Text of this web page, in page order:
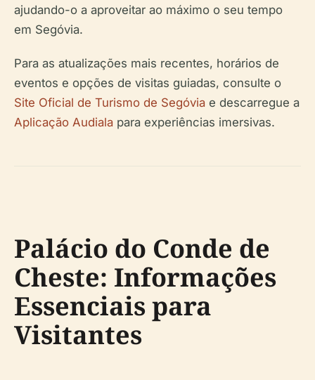
ajudando-o a aproveitar ao máximo o seu tempo
em Segóvia.
Para as atualizações mais recentes, horários de
eventos e opções de visitas guiadas, consulte o
Site Oficial de Turismo de Segóvia e descarregue a
Aplicação Audiala para experiências imersivas.
Palácio do Conde de
Cheste: Informações
Essenciais para
Visitantes